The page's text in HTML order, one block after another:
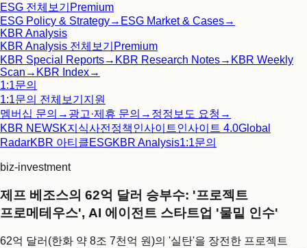
ESG 전체보기 Premium
ESG Policy & Strategy→ ESG Market & Cases→
KBR Analysis
KBR Analysis 전체보기 Premium
KBR Special Reports→ KBR Research Notes→ KBR Weekly
Scan → KBR Index→
1:1문의
1:1문의 전체보기 지원
멤버십 문의 → 광고·제휴 문의 → 정정보도 요청 →
KBR NEWSK지식사전 정책인사이트인사이트 4.0Global
RadarKBR 아티클ESGKBR Analysis1:1문의
biz-investment
제프 베조스의 62억 달러 승부수: '프로젝트
프로메테우스', AI 에이전트 스타트업 '물밑 인수'
62억 달러(한화 약 8조 7천억 원)의 '실탄'을 장전한 프로젝트